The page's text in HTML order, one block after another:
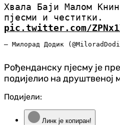
Хвала Баји Малом
пјесми и честитки.
pic.twitter.com/
— Милорад Додик
Рођенданску пјесму је
подијелио на друштвеној
Подијели:
Линк је копиран!